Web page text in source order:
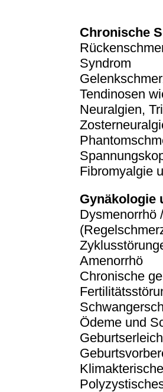
Chronische
Syndrom
Tendinosen
Neuralgien,
Fibromyalgie
Gynäkologie
Dysmenorrhö
Amenorrhö
Chronische
Ödeme und